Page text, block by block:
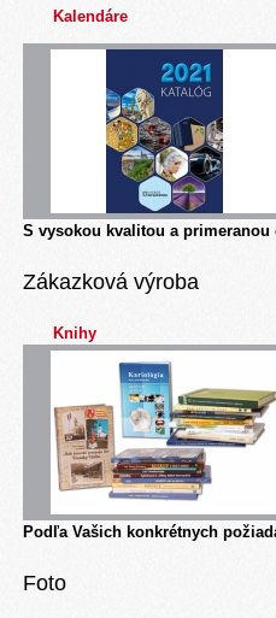
Kalendáre
S vysokou kvalitou a
Zákazková výroba
Knihy
Podľa Vašich konkrétnych
Foto